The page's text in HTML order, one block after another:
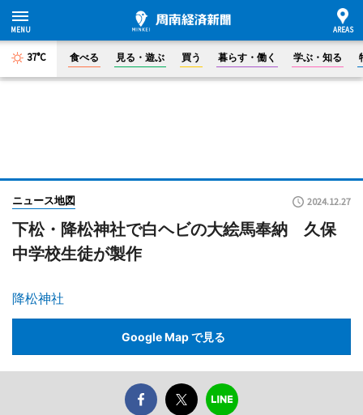
37°C 食べる 見る・遊ぶ 買う 暮らす・働く 学ぶ・知る
ニュース地図 2024.12.27
下松・降松神社で白ヘビの大絵馬奉納 久保
中学校生徒が製作
降松神社
Google Map で見る